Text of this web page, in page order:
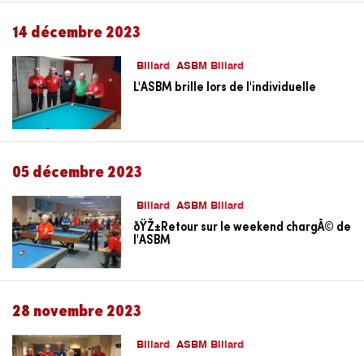
14 décembre 2023
Billard ASBM Billard
L'ASBM brille lors de l'individuelle
05 décembre 2023
Billard ASBM Billard
ðŸŽ±Retour sur le weekend chargÃ© de
l'ASBM
28 novembre 2023
Billard ASBM Billard